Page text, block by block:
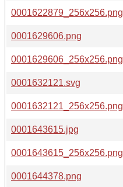
0001622879_256x256.png
0001629606.png
0001629606_256x256.png
0001632121.svg
0001632121_256x256.png
0001643615.jpg
0001643615_256x256.png
0001644378.png